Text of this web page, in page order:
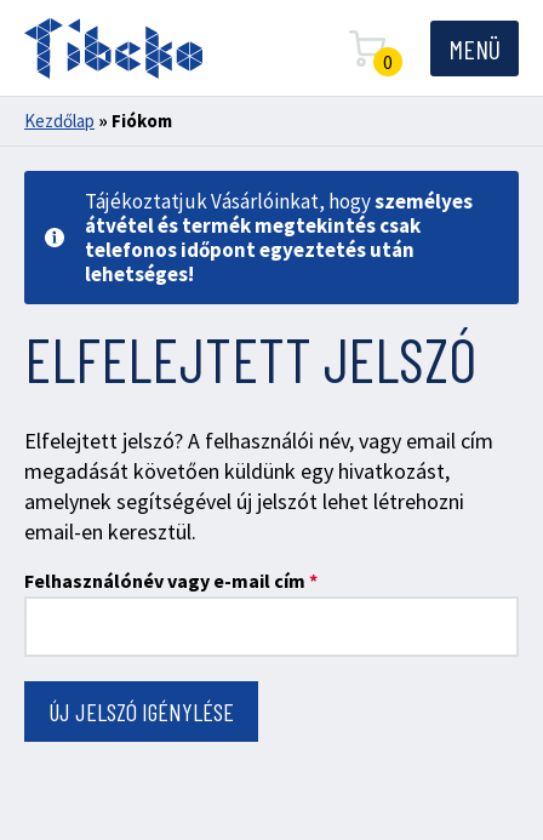
0 MENÜ
Kezdőlap » Fiókom
Tájékoztatjuk Vásárlóinkat, hogyszemélyes
átvétel és termék megtekintés csak
telefonos időpont egyeztetés után
lehetséges!
ELFELEJTETT JELSZÓ
Elfelejtett jelszó? A felhasználói név, vagy email cím
megadását követően küldünk egy hivatkozást,
amelynek segítségével új jelszót lehet létrehozni
email-en keresztül.
Felhasználónév vagy e-mail cím *Kötelező
ÚJ JELSZÓ IGÉNYLÉSE